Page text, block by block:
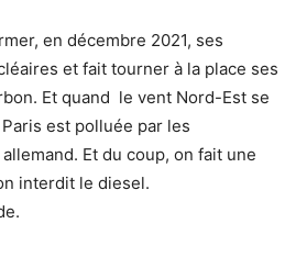
en décembre 2021, ses
et fait tourner à la place ses
Et quand le vent Nord-Est se
est polluée par les
Et du coup, on fait une
interdit le diesel.